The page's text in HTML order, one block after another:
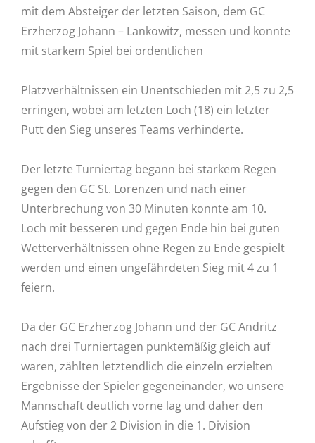
mit dem Absteiger der letzten Saison, dem GC
Erzherzog Johann – Lankowitz, messen und konnte
mit starkem Spiel bei ordentlichen
Platzverhältnissen ein Unentschieden mit 2,5 zu 2,5
erringen, wobei am letzten Loch (18) ein letzter
Putt den Sieg unseres Teams verhinderte.
Der letzte Turniertag begann bei starkem Regen
gegen den GC St. Lorenzen und nach einer
Unterbrechung von 30 Minuten konnte am 10.
Loch mit besseren und gegen Ende hin bei guten
Wetterverhältnissen ohne Regen zu Ende gespielt
werden und einen ungefährdeten Sieg mit 4 zu 1
feiern.
Da der GC Erzherzog Johann und der GC Andritz
nach drei Turniertagen punktemäßig gleich auf
waren, zählten letztendlich die einzeln erzielten
Ergebnisse der Spieler gegeneinander, wo unsere
Mannschaft deutlich vorne lag und daher den
Aufstieg von der 2 Division in die 1. Division